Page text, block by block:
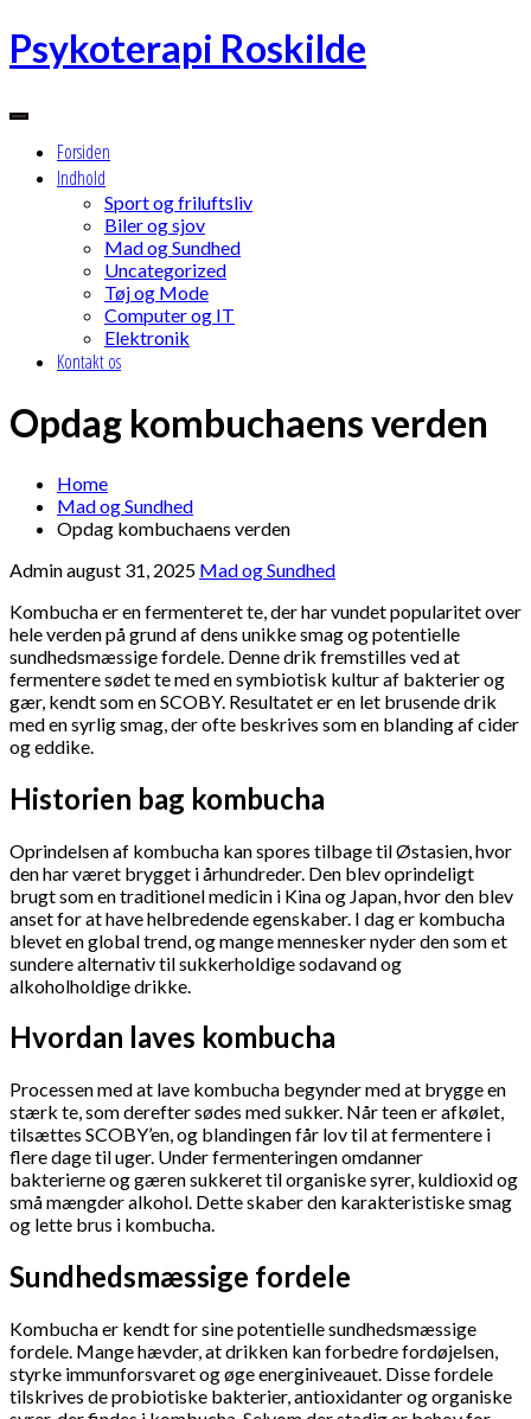
Skip
to
Psykoterapi Roskilde
Forsiden
Indhold
Sport og friluftsliv
Biler og sjov
Mad og Sundhed
Uncategorized
Tøj og Mode
Computer og IT
Elektronik
Kontakt os
Opdag kombuchaens verden
Home
Mad og Sundhed
Opdag kombuchaens verden
Adminaugust 31, 2025 Mad og Sundhed
Kombucha er en fermenteret te, der har vundet popularitet over
hele verden på grund af dens unikke smag og potentielle
sundhedsmæssige fordele. Denne drik fremstilles ved at
fermentere sødet te med en symbiotisk kultur af bakterier og
gær, kendt som en SCOBY. Resultatet er en let brusende drik
med en syrlig smag, der ofte beskrives som en blanding af cider
og eddike.
Historien bag kombucha
Oprindelsen af kombucha kan spores tilbage til Østasien, hvor
den har været brygget i århundreder. Den blev oprindeligt
brugt som en traditionel medicin i Kina og Japan, hvor den blev
anset for at have helbredende egenskaber. I dag er kombucha
blevet en global trend, og mange mennesker nyder den som et
sundere alternativ til sukkerholdige sodavand og
alkoholholdige drikke.
Hvordan laves kombucha
Processen med at lave kombucha begynder med at brygge en
stærk te, som derefter sødes med sukker. Når teen er afkølet,
tilsættes SCOBY’en, og blandingen får lov til at fermentere i
flere dage til uger. Under fermenteringen omdanner
bakterierne og gæren sukkeret til organiske syrer, kuldioxid og
små mængder alkohol. Dette skaber den karakteristiske smag
og lette brus i kombucha.
Sundhedsmæssige fordele
Kombucha er kendt for sine potentielle sundhedsmæssige
fordele. Mange hævder, at drikken kan forbedre fordøjelsen,
styrke immunforsvaret og øge energiniveauet. Disse fordele
tilskrives de probiotiske bakterier, antioxidanter og organiske